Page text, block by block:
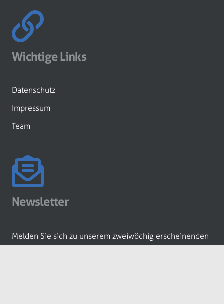
Wichtige Links
Datenschutz
Impressum
Team
Newsletter
Melden Sie sich zu unserem zweiwöchig erscheinenden
Newsletter an!